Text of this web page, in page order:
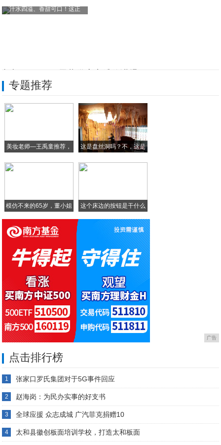
汁水四溢、香甜可口！这正
SKFOREST皮肤森林首次入驻CIBE
小米手机的印度梦想
光大信用卡启动“阳光云游”计划 产融结合
专题推荐
美妆老师—王禹童推荐，
这是盘丝洞吗？不，这是
模仿不来的65岁，董小姐
这个床边的按钮是干什么
广告
点击排行榜
1 张家口罗氏集团对于5G事件回应
2 赵海岗：为民办实事的好支书
3 全球应援 众志成城 广汽菲克捐赠10
4 太和县徽创板面培训学校，打造太和板面